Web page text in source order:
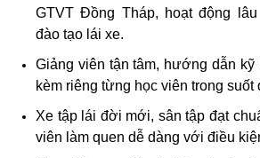
GTVT Đồng Tháp, hoạt động
đào tạo lái xe.
Giảng viên tận tâm, hướng dẫn
kèm riêng từng học viên trong suốt
Xe tập lái đời mới, sân tập đạt
viên làm quen dễ dàng với điều